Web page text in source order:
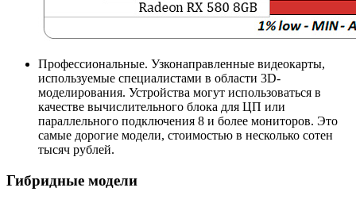
Профессиональные. Узконаправленные видеокарты,
используемые специалистами в области 3D-
моделирования. Устройства могут использоваться в
качестве вычислительного блока для ЦП или
параллельного подключения 8 и более мониторов. Это
самые дорогие модели, стоимостью в несколько сотен
тысяч рублей.
Гибридные модели